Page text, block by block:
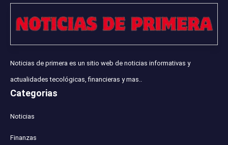
Noticias de primera es un sitio web de noticias informativas y
actualidades tecológicas, financieras y mas..
Categorias
Noticias
Finanzas